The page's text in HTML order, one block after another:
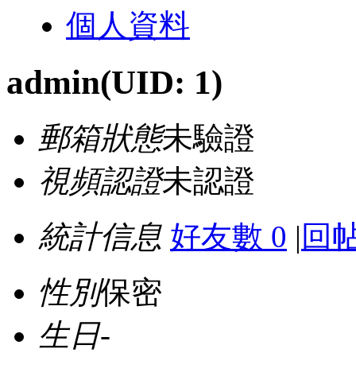
個人資料
admin(UID: 1)
郵箱狀態未驗證
視頻認證未認證
統計信息 好友數 0 | 回
性別保密
生日-